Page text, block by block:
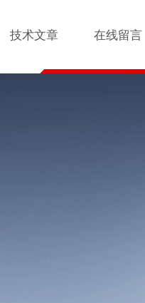
技术文章 在线留言